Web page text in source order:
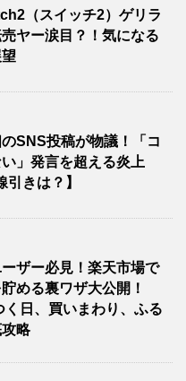
（スイッチ2）ゲリラ
ヤー涙目？！気になる
SNS投稿が物議！「コ
」発言を超える炎上
きは？】
ザー必見！楽天市場で
める裏ワザ大公開！
日、買いまわり、ふる
略